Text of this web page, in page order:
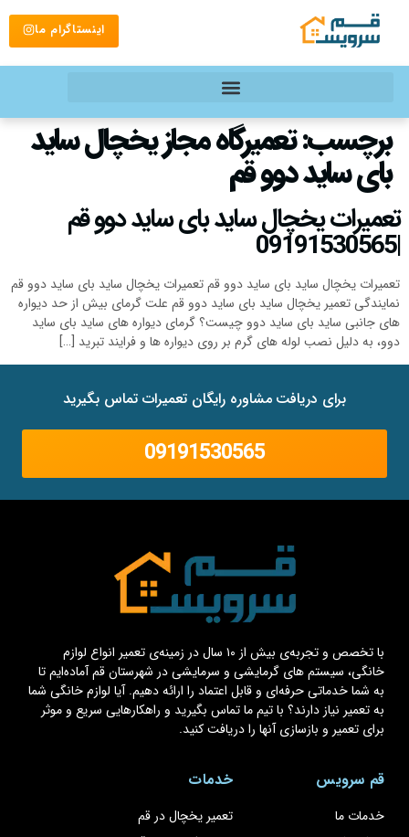
اینستاگرام ما
برچسب:تعمیرگاه مجاز یخچال ساید
بای ساید دوو قم
تعمیرات یخچال ساید بای ساید دوو قم
|09191530565
تعمیرات یخچال ساید بای ساید دوو قم تعمیرات یخچال ساید بای ساید دوو قم
نمایندگی تعمیر یخچال ساید بای ساید دوو قم علت گرمای بیش از حد دیواره
های جانبی ساید بای ساید دوو چیست؟ گرمای دیواره های ساید بای ساید
دوو، به دلیل نصب لوله های گرم بر روی دیواره ها و فرایند تبرید […]
برای دریافت مشاوره رایگان تعمیرات تماس بگیرید
09191530565
با تخصص و تجربه‌ی بیش از ۱۰ سال در زمینه‌ی تعمیر انواع لوازم
خانگی، سیستم های گرمایشی و سرمایشی در شهرستان قم آماده‌ایم تا
به شما خدماتی حرفه‌ای و قابل اعتماد را ارائه دهیم. آیا لوازم خانگی شما
به تعمیر نیاز دارند؟ با تیم ما تماس بگیرید و راهکارهایی سریع و موثر
برای تعمیر و بازسازی آنها را دریافت کنید.
قم سرویس
خدمات ما
خدمات
تعمیر یخچال در قم